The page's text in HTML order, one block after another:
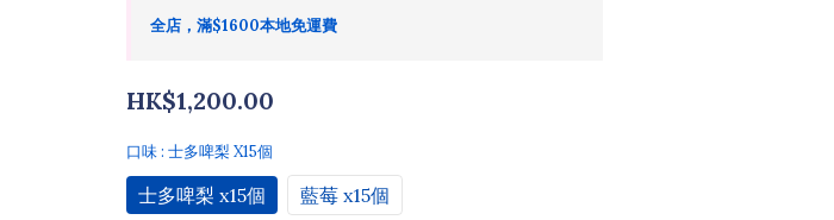
全店，滿$1600本地免運費
HK$1,200.00
口味: 士多啤梨 X15個
士多啤梨 x15個 藍莓 x15個